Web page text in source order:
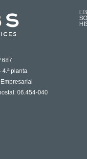
687
planta
06.454-040